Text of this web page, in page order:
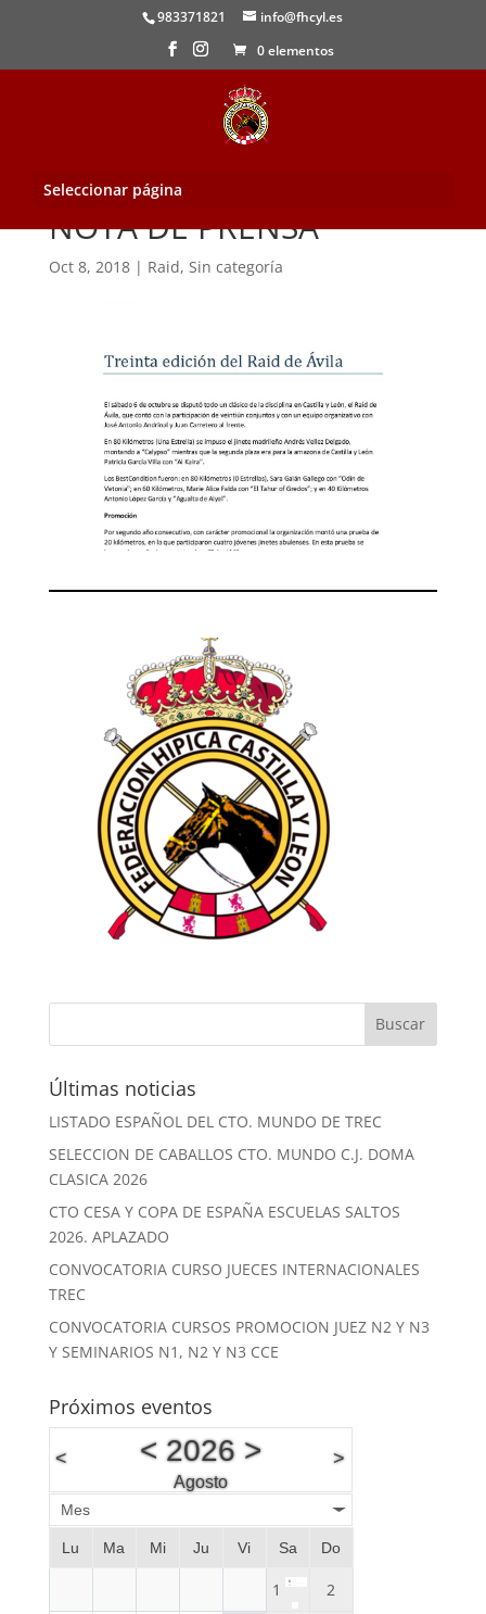
983371821
info@fhcyl.es
0 elementos
Seleccionar página
NOTA DE PRENSA
Oct 8, 2018| Raid, Sin categoría
Últimas noticias
LISTADO ESPAÑOL DEL CTO. MUNDO DE TREC
SELECCION DE CABALLOS CTO. MUNDO C.J. DOMA
CLASICA 2026
CTO CESA Y COPA DE ESPAÑA ESCUELAS SALTOS
2026. APLAZADO
CONVOCATORIA CURSO JUECES INTERNACIONALES
TREC
CONVOCATORIA CURSOS PROMOCION JUEZ N2 Y N3
Y SEMINARIOS N1, N2 Y N3 CCE
Próximos eventos
< < 2026>
Agosto
>
Mes
Lu Ma Mi Ju Vi Sa Do
1 2